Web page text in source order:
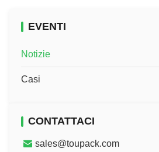
EVENTI
Notizie
Casi
CONTATTACI
sales@toupack.com